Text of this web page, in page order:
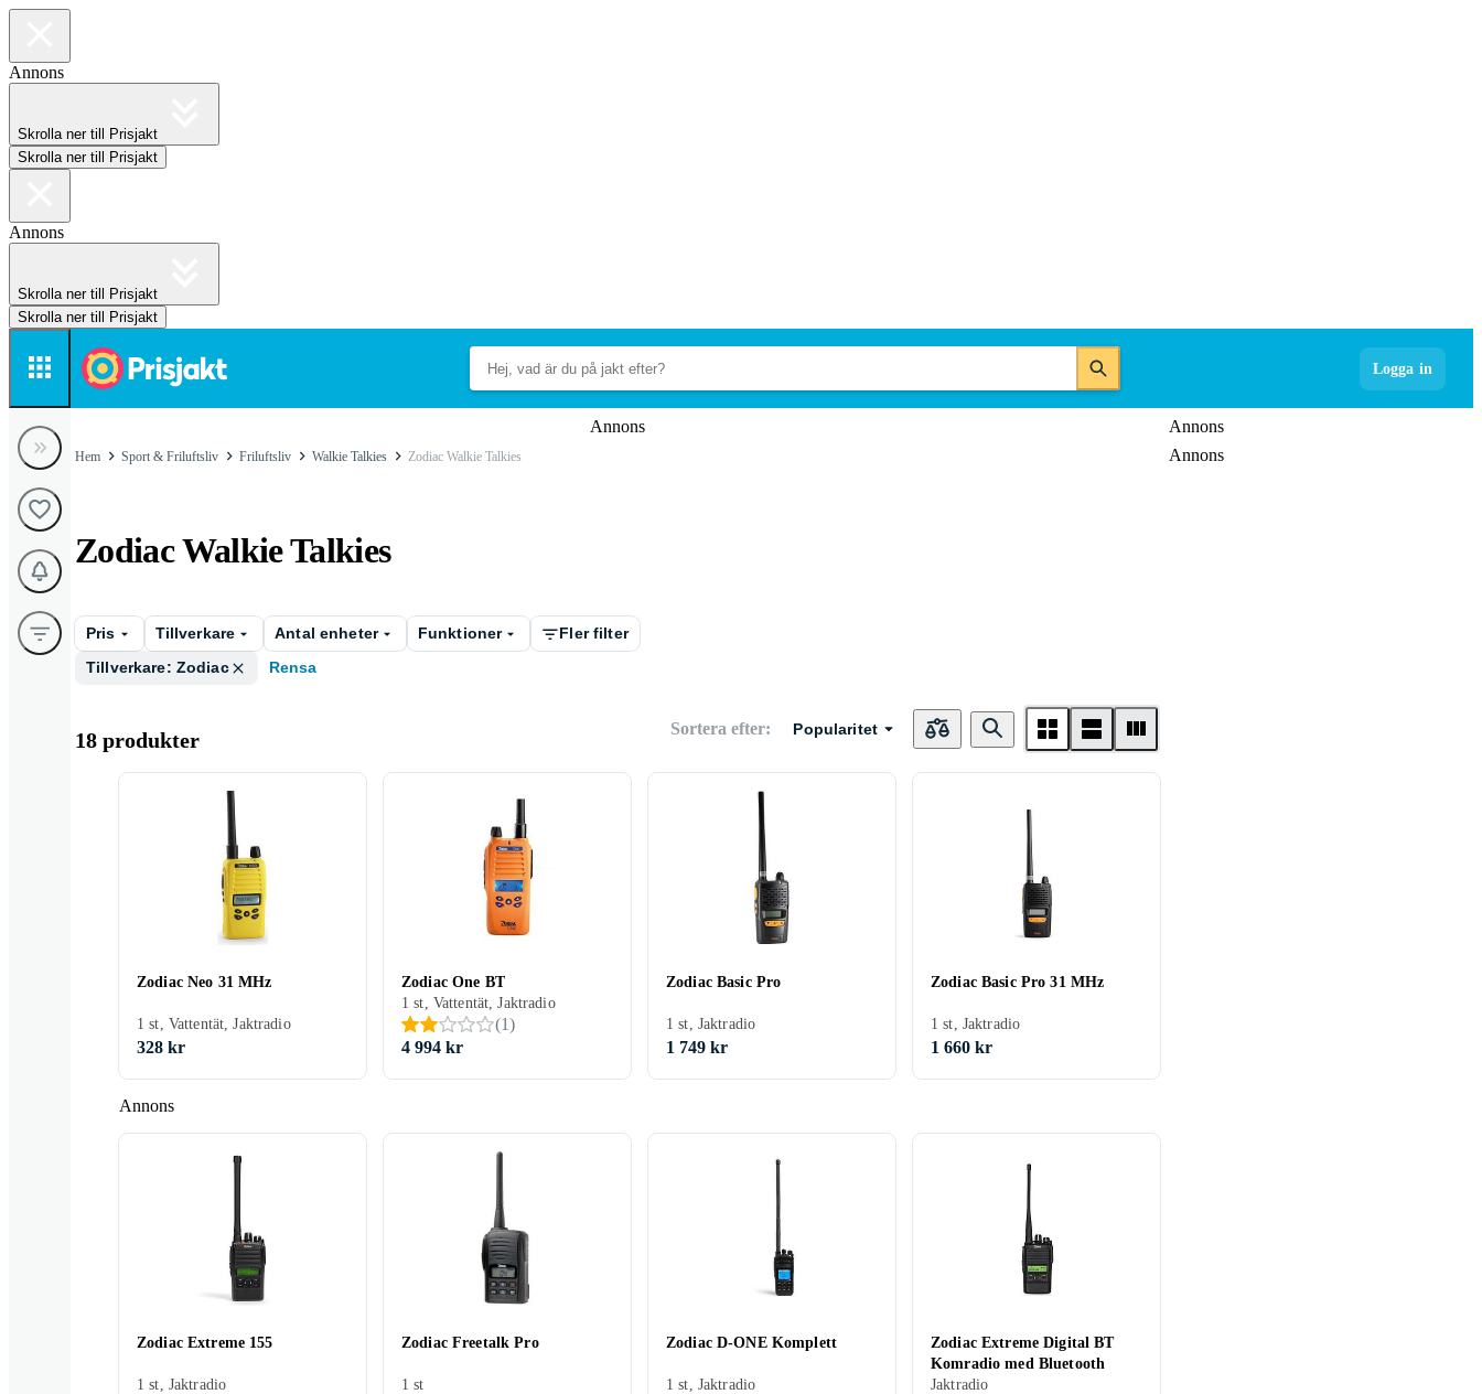
Annons
Skrolla ner till Prisjakt
Skrolla ner till Prisjakt
Annons
Skrolla ner till Prisjakt
Skrolla ner till Prisjakt
Logga in
Annons
Annons
Annons
Hem Sport & Friluftsliv Friluftsliv Walkie Talkies Zodiac Walkie Talkies
Zodiac Walkie Talkies
Pris Tillverkare Antal enheter Funktioner
Fler filter
Tillverkare: Zodiac
Rensa
18 produkter Sortera efter: Popularitet
Annons
Zodiac Neo 31 MHz
1 st, Vattentät, Jaktradio
328 kr
Zodiac One BT
1 st, Vattentät, Jaktradio
(1)
4 994 kr
Zodiac Basic Pro
1 st, Jaktradio
1 749 kr
Zodiac Basic Pro 31 MHz
1 st, Jaktradio
1 660 kr
Zodiac Extreme 155
1 st, Jaktradio
Zodiac Freetalk Pro
1 st
Zodiac D-ONE Komplett
1 st, Jaktradio
Zodiac Extreme Digital BT
Komradio med Bluetooth
Jaktradio